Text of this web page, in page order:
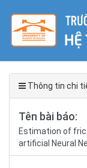
Thông tin chi
Tên bài báo:
Estimation of
artificial Neural